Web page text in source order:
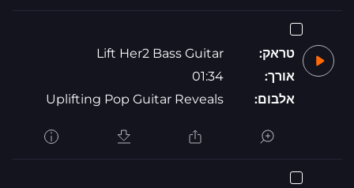
טראק:
Lift Her2 Bass Guitar
אורך:
01:34
אלבום:
Uplifting Pop Guitar Reveals